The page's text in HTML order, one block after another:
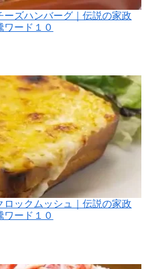
ーズハンバーグ｜伝説の家政
ワード１０
ロックムッシュ｜伝説の家政
ワード１０